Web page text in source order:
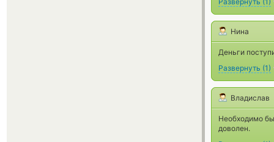
Нина
Деньги
Развернуть (1)
Владислав
Необходимо
доволен.